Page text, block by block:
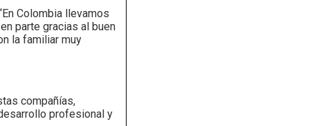
Colombia llevamos
parte gracias al buen
la familiar muy
compañías,
profesional y